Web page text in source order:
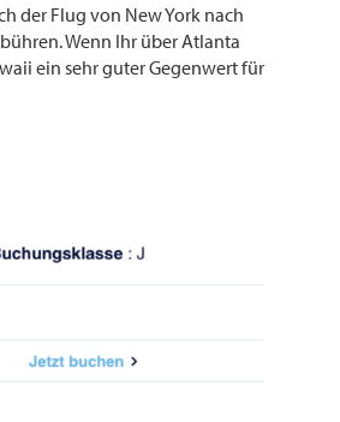
der Flug von New York nach
Wenn Ihr über Atlanta
ein sehr guter Gegenwert für